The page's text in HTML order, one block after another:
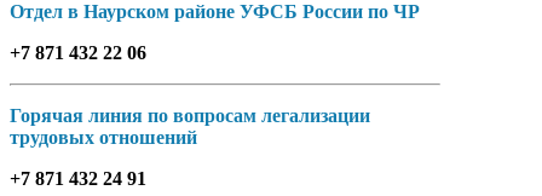
Отдел в Наурском районе УФСБ России по ЧР
+7 871 432 22 06
Горячая линия по вопросам легализации
трудовых отношений
+7 871 432 24 91